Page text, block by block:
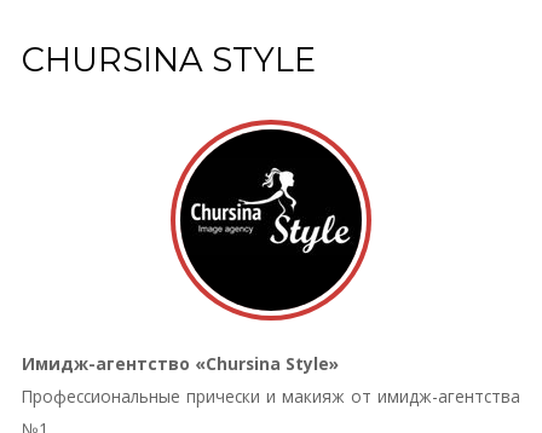
CHURSINA STYLE
Имидж-агентство «Chursina Style»
Профессиональные прически и макияж от имидж-агентства